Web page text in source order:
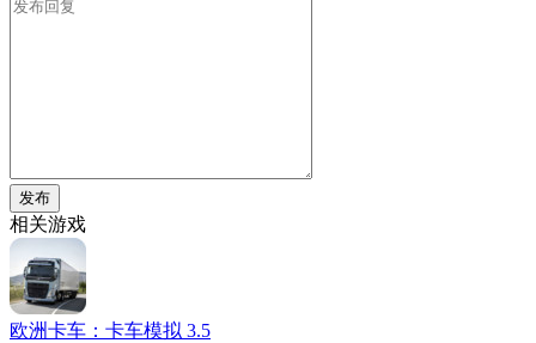
发布
相关游戏
欧洲卡车：卡车模拟 3.5